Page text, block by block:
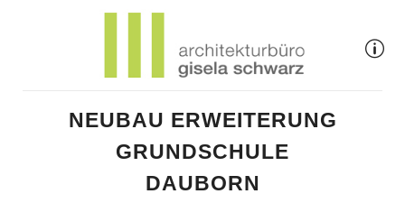
NEUBAU ERWEITERUNG
GRUNDSCHULE
DAUBORN